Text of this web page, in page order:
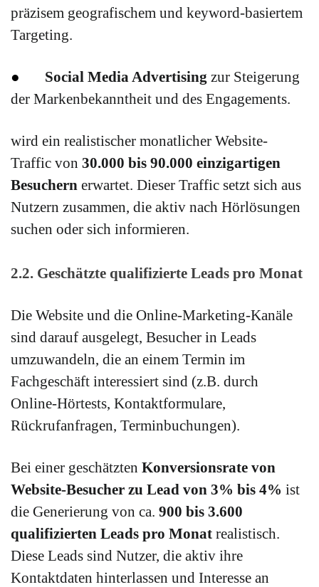
präzisem geografischem und keyword-basiertem
Targeting.
● Social Media Advertising zur Steigerung
der Markenbekanntheit und des Engagements.
wird ein realistischer monatlicher Website-
Traffic von 30.000 bis 90.000 einzigartigen
Besuchern erwartet. Dieser Traffic setzt sich aus
Nutzern zusammen, die aktiv nach Hörlösungen
suchen oder sich informieren.
2.2. Geschätzte qualifizierte Leads pro Monat
Die Website und die Online-Marketing-Kanäle
sind darauf ausgelegt, Besucher in Leads
umzuwandeln, die an einem Termin im
Fachgeschäft interessiert sind (z.B. durch
Online-Hörtests, Kontaktformulare,
Rückrufanfragen, Terminbuchungen).
Bei einer geschätzten Konversionsrate von
Website-Besucher zu Lead von 3% bis 4% ist
die Generierung von ca. 900 bis 3.600
qualifizierten Leads pro Monat realistisch.
Diese Leads sind Nutzer, die aktiv ihre
Kontaktdaten hinterlassen und Interesse an